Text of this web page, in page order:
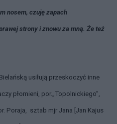
nosem, czuję zapach
strony i znowu za mną. Że też
usiłują przeskoczyć inne
płomieni, por.„Topolnickiego”,
Poraja, sztab mjr Jana [Jan Kajus